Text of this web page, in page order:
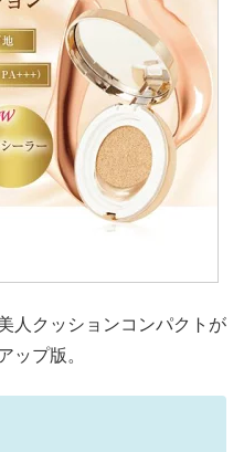
人クッションコンパクトが
ップ版。